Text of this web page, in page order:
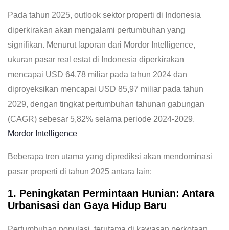
Pada tahun 2025, outlook sektor properti di Indonesia
diperkirakan akan mengalami pertumbuhan yang
signifikan. Menurut laporan dari Mordor Intelligence,
ukuran pasar real estat di Indonesia diperkirakan
mencapai USD 64,78 miliar pada tahun 2024 dan
diproyeksikan mencapai USD 85,97 miliar pada tahun
2029, dengan tingkat pertumbuhan tahunan gabungan
(CAGR) sebesar 5,82% selama periode 2024-2029.
Mordor Intelligence
Beberapa tren utama yang diprediksi akan mendominasi
pasar properti di tahun 2025 antara lain:
1. Peningkatan Permintaan Hunian: Antara
Urbanisasi dan Gaya Hidup Baru